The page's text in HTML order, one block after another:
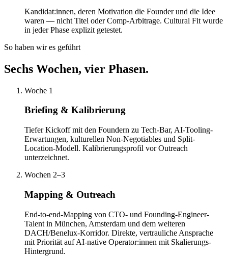
Kandidat:innen, deren Motivation die Founder und die Idee
waren — nicht Titel oder Comp-Arbitrage. Cultural Fit wurde
in jeder Phase explizit getestet.
So haben wir es geführt
Sechs Wochen, vier Phasen.
Woche 1
Briefing & Kalibrierung
Tiefer Kickoff mit den Foundern zu Tech-Bar, AI-Tooling-
Erwartungen, kulturellen Non-Negotiables und Split-
Location-Modell. Kalibrierungsprofil vor Outreach
unterzeichnet.
Wochen 2–3
Mapping & Outreach
End-to-end-Mapping von CTO- und Founding-Engineer-
Talent in München, Amsterdam und dem weiteren
DACH/Benelux-Korridor. Direkte, vertrauliche Ansprache
mit Priorität auf AI-native Operator:innen mit Skalierungs-
Hintergrund.